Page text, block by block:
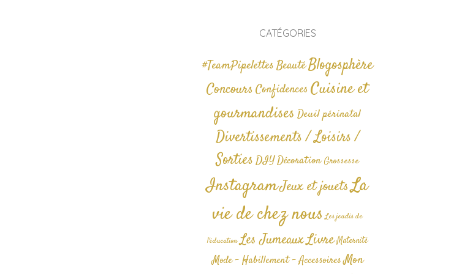
CATÉGORIES
#TeamPipelettesBeautéBlogosphère
ConcoursConfidences Cuisine et
gourmandises Deuil périnatal
Divertissements / Loisirs /
SortiesDIYDécoration Grossesse
InstagramJeux et jouetsLa
vie de chez nous Les jeudis de
l'éducation Les JumeauxLivre Maternité
Mode - Habillement - AccessoiresMon